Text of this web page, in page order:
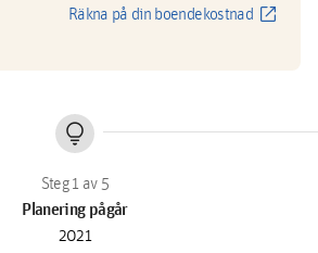
Räkna på din boendekostnad open_in_new
lightbulb
Planering pågår
2021